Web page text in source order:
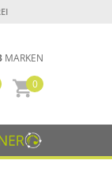
MARKEN
0